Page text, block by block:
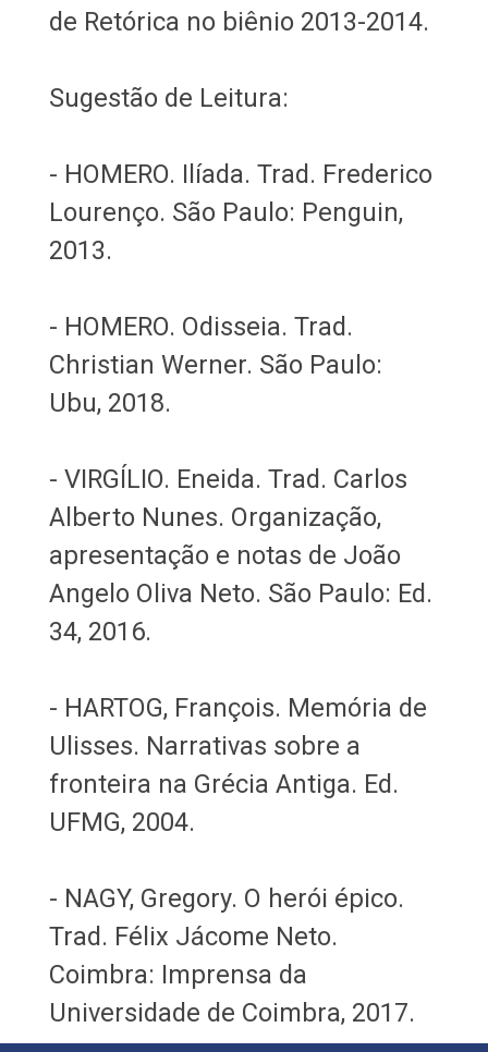
de Retórica no biênio 2013-2014.
Sugestão de Leitura:
- HOMERO. Ilíada. Trad. Frederico
Lourenço. São Paulo: Penguin,
2013.
- HOMERO. Odisseia. Trad.
Christian Werner. São Paulo:
Ubu, 2018.
- VIRGÍLIO. Eneida. Trad. Carlos
Alberto Nunes. Organização,
apresentação e notas de João
Angelo Oliva Neto. São Paulo: Ed.
34, 2016.
- HARTOG, François. Memória de
Ulisses. Narrativas sobre a
fronteira na Grécia Antiga. Ed.
UFMG, 2004.
- NAGY, Gregory. O herói épico.
Trad. Félix Jácome Neto.
Coimbra: Imprensa da
Universidade de Coimbra, 2017.